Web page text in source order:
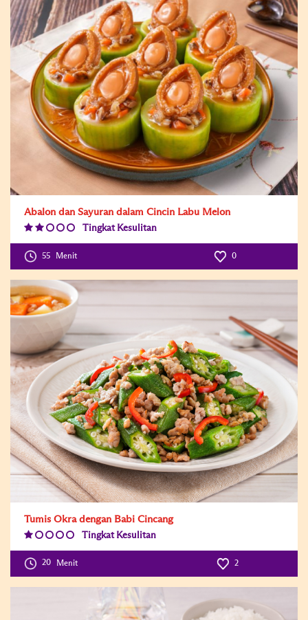
Abalon dan Sayuran dalam Cincin Labu Melon
Tingkat Kesulitan
Level:2
55 Menit 0
Tumis Okra dengan Babi Cincang
Tingkat Kesulitan
Level:1
20 Menit 2